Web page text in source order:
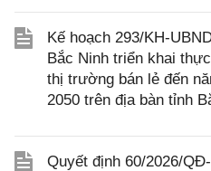
Kế hoạch 293/KH-
Bắc Ninh triển khai
thị trường bán lẻ đến
2050 trên địa bàn tỉnh
Quyết định 60/2026/